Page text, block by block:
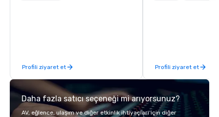
Profili ziyaret et Profili ziyaret et
Daha fazla satıcı seçeneği mi arıyorsunuz?
AV, eğlence, ulaşım ve diğer etkinlik ihtiyaçları için diğer